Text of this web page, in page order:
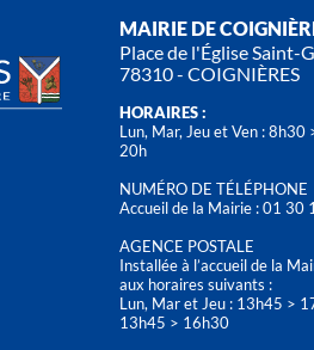
MAIRIE DE
Place de l'Église
78310 - COIGNIÈRES
HORAIRES :
Lun, Mar, Jeu et Ven :
20h
NUMÉRO DE TÉLÉPHONE
Accueil de la Mairie : 01 30
AGENCE POSTALE
Installée à l’accueil de la
aux horaires suivants :
Lun, Mar et Jeu : 13h45 >
13h45 > 16h30